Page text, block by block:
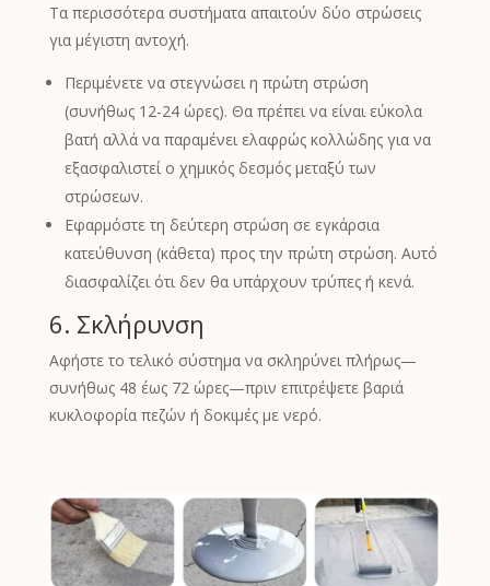
Τα περισσότερα συστήματα απαιτούν δύο στρώσεις
για μέγιστη αντοχή.
Περιμένετε να στεγνώσει η πρώτη στρώση
(συνήθως 12-24 ώρες). Θα πρέπει να είναι εύκολα
βατή αλλά να παραμένει ελαφρώς κολλώδης για να
εξασφαλιστεί ο χημικός δεσμός μεταξύ των
στρώσεων.
Εφαρμόστε τη δεύτερη στρώση σε εγκάρσια
κατεύθυνση (κάθετα) προς την πρώτη στρώση. Αυτό
διασφαλίζει ότι δεν θα υπάρχουν τρύπες ή κενά.
6. Σκλήρυνση
Αφήστε το τελικό σύστημα να σκληρύνει πλήρως—
συνήθως 48 έως 72 ώρες—πριν επιτρέψετε βαριά
κυκλοφορία πεζών ή δοκιμές με νερό.